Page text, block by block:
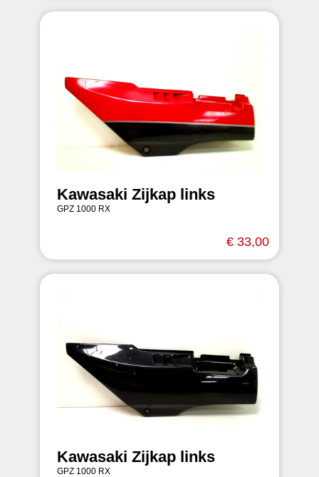
Kawasaki Zijkap links
GPZ 1000 RX
€ 33,00
Kawasaki Zijkap links
GPZ 1000 RX